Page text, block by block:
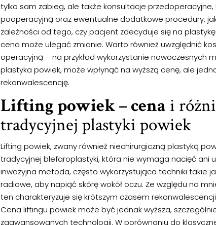
tylko sam zabieg, ale także konsultacje
pooperacyjną oraz ewentualne dodatkowe procedury,
zależności od tego, czy pacjent zdecyduje się na
cena może ulegać zmianie. Warto również uwzględnić
operacyjną – na przykład wykorzystanie nowoczesnych
plastyka powiek, może wpłynąć na wyższą cenę, ale
rekonwalescencję.
Lifting powiek – cena i
tradycyjnej plastyki powiek
Lifting powiek, zwany również niechirurgiczną plastyką
tradycyjnej blefaroplastyki, która nie wymaga nacięć ani
inwazyjna metoda, często wykorzystująca techniki takie
radiowe, aby napiąć skórę wokół oczu. Ze względu na
ten charakteryzuje się krótszym czasem
Cena liftingu powiek może być jednak wyższa,
zaawansowanych technologii. W porównaniu do